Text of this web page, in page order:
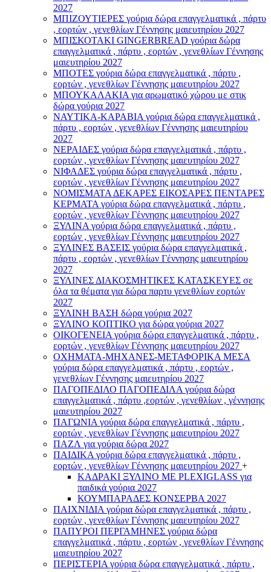
2027
ΜΠΙΖΟΥΤΙΕΡΕΣ γούρια δώρα επαγγελματικά , πάρτυ
, εορτών , γενεθλίων Γέννησης μαιευτηρίου 2027
ΜΠΙΣΚΟΤΑΚΙ GINGERBREAD γούρια δώρα
επαγγελματικά , πάρτυ , εορτών , γενεθλίων Γέννησης
μαιευτηρίου 2027
ΜΠΟΤΕΣ γούρια δώρα επαγγελματικά , πάρτυ ,
εορτών , γενεθλίων Γέννησης μαιευτηρίου 2027
ΜΠΟΥΚΑΛΑΚΙΑ για αρωματικό χώρου με στικ
δώρα γούρια 2027
ΝΑΥΤΙΚΑ-ΚΑΡΑΒΙΑ γούρια δώρα επαγγελματικά ,
πάρτυ , εορτών , γενεθλίων Γέννησης μαιευτηρίου
2027
ΝΕΡΑΙΔΕΣ γούρια δώρα επαγγελματικά , πάρτυ ,
εορτών , γενεθλίων Γέννησης μαιευτηρίου 2027
ΝΙΦΑΔΕΣ γούρια δώρα επαγγελματικά , πάρτυ ,
εορτών , γενεθλίων Γέννησης μαιευτηρίου 2027
ΝΟΜΙΣΜΑΤΑ ΔΕΚΑΡΕΣ ΕΙΚΟΣΑΡΕΣ ΠΕΝΤΑΡΕΣ
ΚΕΡΜΑΤΑ γούρια δώρα επαγγελματικά , πάρτυ ,
εορτών , γενεθλίων Γέννησης μαιευτηρίου 2027
ΞΥΛΙΝΑ γούρια δώρα επαγγελματικά , πάρτυ ,
εορτών , γενεθλίων Γέννησης μαιευτηρίου 2027
ΞΥΛΙΝΕΣ ΒΑΣΕΙΣ γούρια δώρα επαγγελματικά ,
πάρτυ , εορτών , γενεθλίων Γέννησης μαιευτηρίου
2027
ΞΥΛΙΝΕΣ ΔΙΑΚΟΣΜΗΤΙΚΕΣ ΚΑΤΑΣΚΕΥΕΣ σε
όλα τα θέματα για δώρα παρτυ γενεθλίων εορτών
2027
ΞΥΛΙΝΗ ΒΑΣΗ δώρα γούρια 2027
ΞΥΛΙΝΟ ΚΟΠΤΙΚΟ για δώρα γούρια 2027
ΟΙΚΟΓΕΝΕΙΑ γούρια δώρα επαγγελματικά , πάρτυ ,
εορτών , γενεθλίων Γέννησης μαιευτηρίου 2027
ΟΧΗΜΑΤΑ-ΜΗΧΑΝΕΣ-ΜΕΤΑΦΟΡΙΚΑ ΜΕΣΑ
γούρια δώρα επαγγελματικά , πάρτυ , εορτών ,
γενεθλίων Γέννησης μαιευτηρίου 2027
ΠΑΓΟΠΕΔΙΛΟ ΠΑΓΟΠΕΔΙΛΑ γούρια δώρα
επαγγελματικά , πάρτυ ,εορτών , γενεθλίων , γέννησης
μαιευτηρίου 2027
ΠΑΓΩΝΙΑ γούρια δώρα επαγγελματικά , πάρτυ ,
εορτών , γενεθλίων Γέννησης μαιευτηρίου 2027
ΠΑΖΛ για γούρια δώρα 2027
ΠΑΙΔΙΚΑ γούρια δώρα επαγγελματικά , πάρτυ ,
εορτών , γενεθλίων Γέννησης μαιευτηρίου 2027 +
ΚΑΔΡΑΚΙ ΞΥΛΙΝΟ ΜΕ PLEXIGLASS για
παιδικά γούρια 2027
ΚΟΥΜΠΑΡΑΔΕΣ ΚΟΝΣΕΡΒΑ 2027
ΠΑΙΧΝΙΔΙΑ γούρια δώρα επαγγελματικά , πάρτυ ,
εορτών , γενεθλίων Γέννησης μαιευτηρίου 2027
ΠΑΠΥΡΟΙ ΠΕΡΓΑΜΗΝΕΣ γούρια δώρα
επαγγελματικά , πάρτυ , εορτών , γενεθλίων Γέννησης
μαιευτηρίου 2027
ΠΕΡΙΣΤΕΡΙΑ γούρια δώρα επαγγελματικά , πάρτυ ,